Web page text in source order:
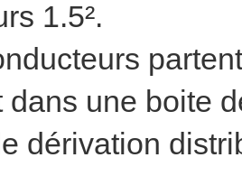
1.5².
dans une boite
dérivation